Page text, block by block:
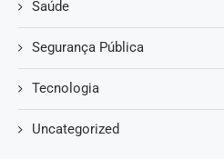
Saúde
Segurança Pública
Tecnologia
Uncategorized